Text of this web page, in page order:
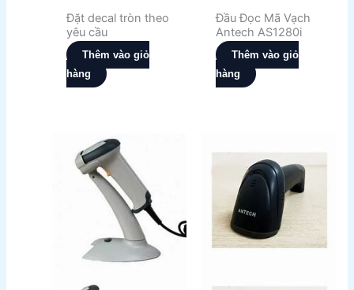
Đặt decal tròn theo
yêu cầu
Thêm vào giỏ
hàng
Đầu Đọc Mã Vạch
Antech AS1280i
Thêm vào giỏ
hàng